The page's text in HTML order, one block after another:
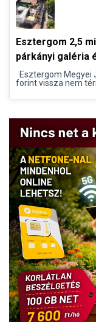
Esztergom 2,5
párkányi galéria
Esztergom Megyei
forint vissza nem